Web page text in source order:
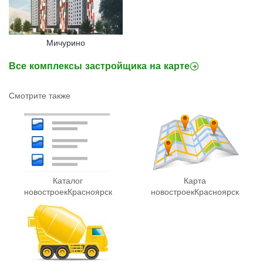
Мичурино
Все комплексы застройщика на карте
Смотрите также
Каталог
новостроекКрасноярск
Карта
новостроекКрасноярск